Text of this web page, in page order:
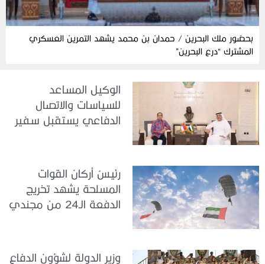
بحضور ملك البحرين / حمدان بن محمد يشهد التمرين العسكري
المشترك “درع البحرين”
الوكيل المساعد
للسياسات والاتصال
الدفاعي يستقبل سفير
رئيسُ أركان القوات
المسلحة يشهد تخريج
الدفعة الـ24 من مجندي
وزير الدولة لشؤون الدفاع